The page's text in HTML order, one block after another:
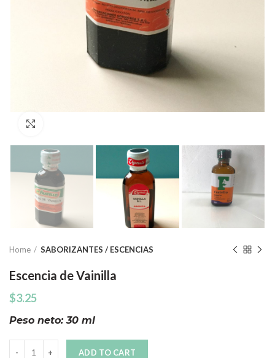
Home SABORIZANTES / ESCENCIAS
Escencia de Vainilla
$3.25
Peso neto: 30 ml
ADD TO CART